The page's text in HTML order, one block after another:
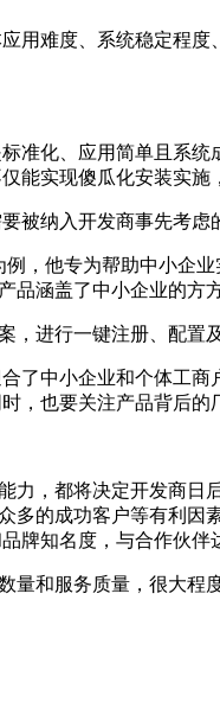
用难度、系统稳定程
准化、应用简单且系
能实现傻瓜化安装实
被纳入开发商事先考
例，他专为帮助中小企
品涵盖了中小企业的方方
进行一键注册、配置
了中小企业和个体工
，也要关注产品背后的
力，都将决定开发商
多的成功客户等有利
牌知名度，与合作伙伴
量和服务质量，很大